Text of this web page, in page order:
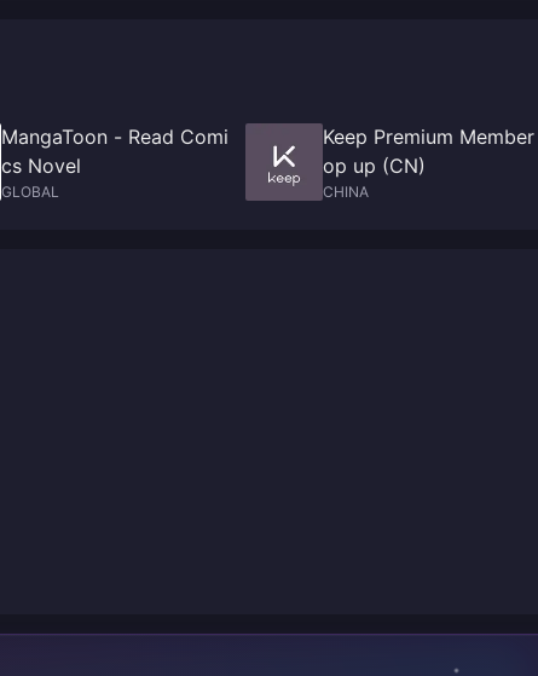
MangaToon - Read Comi
cs Novel
GLOBAL
Keep Premium Member
op up (CN)
CHINA